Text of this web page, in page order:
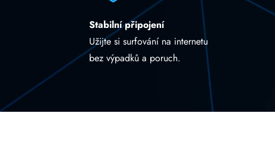
Stabilní připojení
Užijte si surfování na internetu
bez výpadků a poruch.